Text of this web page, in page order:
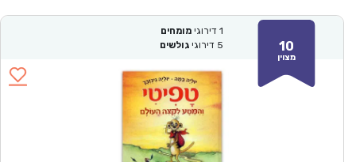
10
מצוין
1 דירוגי מומחים
5 דירוגי גולשים